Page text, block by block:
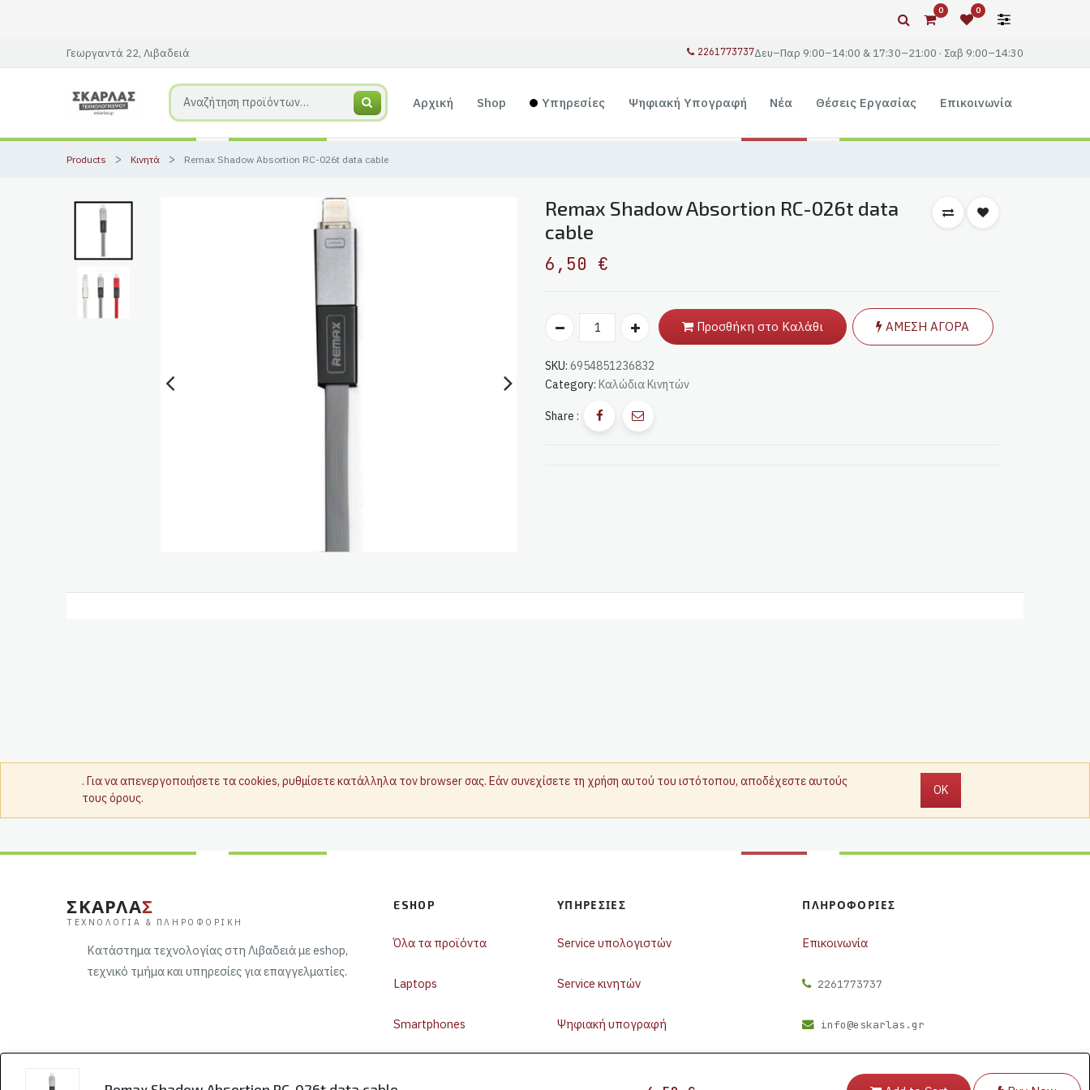
0 0
Γεωργαντά 22, Λιβαδειά 2261773737Δευ–Παρ 9:00–14:00 & 17:30–21:00 · Σαβ 9:00–14:30
Αρχική Shop Υπηρεσίες Ψηφιακή Υπογραφή Νέα Θέσεις Εργασίας Επικοινωνία
Products Κινητά Remax Shadow Absortion RC-026t data cable
Remax Shadow Absortion RC-026t data
cable
6,50 €
Προσθήκη στο Καλάθι ΑΜΕΣΗ ΑΓΟΡΑ
SKU: 6954851236832
Category: Καλώδια Κινητών
Share :
. Για να απενεργοποιήσετε τα cookies, ρυθμίσετε κατάλληλα τον browser σας. Εάν συνεχίσετε τη χρήση αυτού του ιστότοπου, αποδέχεστε αυτούς
τους όρους.
OK
ΣΚΑΡΛΑΣ
ΤΕΧΝΟΛΟΓΊΑ & ΠΛΗΡΟΦΟΡΙΚΉ
Κατάστημα τεχνολογίας στη Λιβαδειά με eshop,
τεχνικό τμήμα και υπηρεσίες για επαγγελματίες.
ESHOP
Όλα τα προϊόντα
Laptops
Smartphones
ΥΠΗΡΕΣΊΕΣ
Service υπολογιστών
Service κινητών
Ψηφιακή υπογραφή
ΠΛΗΡΟΦΟΡΊΕΣ
Επικοινωνία
2261773737
info@eskarlas.gr